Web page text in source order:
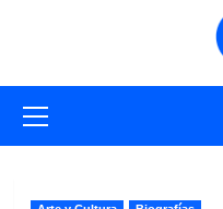
primario